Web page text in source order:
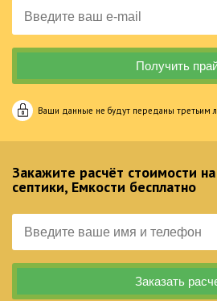
Ваши данные не будут переданы третьим
Закажите расчёт стоимости
септики, Емкости бесплатно